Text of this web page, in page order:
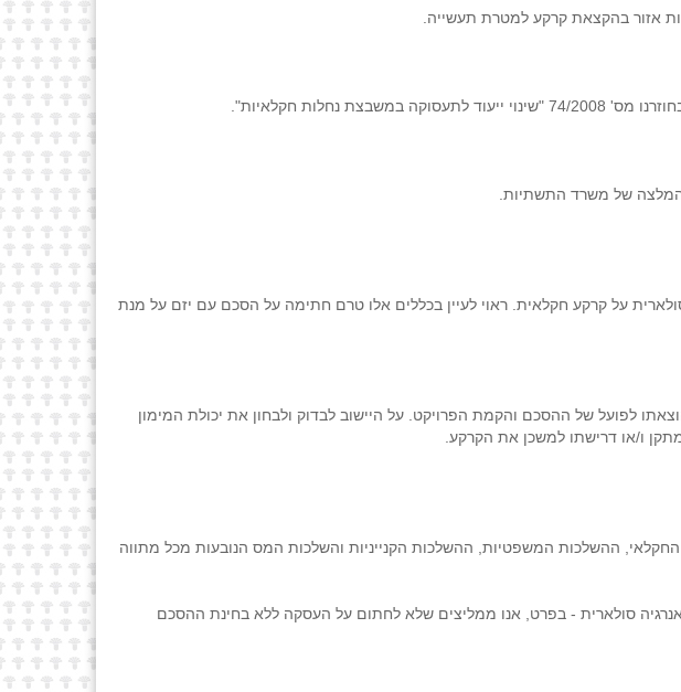
חקלאיות".
סולארית על קרקע חקלאית. ראוי לעיין בכללים אלו טרם חתימה על הסכם עם יזם על מנת
לפועל של ההסכם והקמת הפרויקט. על היישוב לבדוק ולבחון את יכולת המימון
ו/או דרישתו למשכן את הקרקע.
ההשלכות המשפטיות, ההשלכות הקנייניות והשלכות המס הנובעות מכל מתווה
סולארית - בפרט, אנו ממליצים שלא לחתום על העסקה ללא בחינת ההסכם